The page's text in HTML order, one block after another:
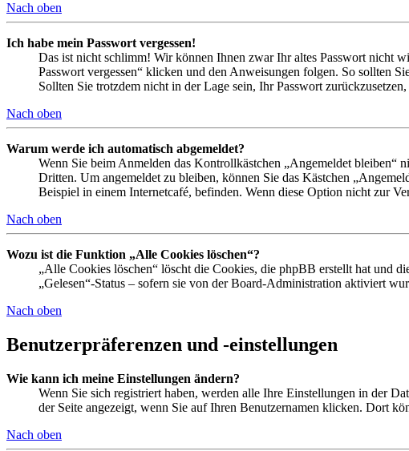
Nach oben
Ich habe mein Passwort vergessen!
Das ist nicht schlimm! Wir können Ihnen zwar Ihr altes Passwort nicht
Passwort vergessen“ klicken und den Anweisungen folgen. So sollten
Sollten Sie trotzdem nicht in der Lage sein, Ihr Passwort
Nach oben
Warum werde ich automatisch abgemeldet?
Wenn Sie beim Anmelden das Kontrollkästchen „Angemeldet bleiben“
Dritten. Um angemeldet zu bleiben, können Sie das Kästchen
Beispiel in einem Internetcafé, befinden. Wenn diese Option nicht zur
Nach oben
Wozu ist die Funktion „Alle Cookies löschen“?
„Alle Cookies löschen“ löscht die Cookies, die phpBB erstellt hat und
„Gelesen“-Status – sofern sie von der Board-Administration aktiviert
Nach oben
Benutzerpräferenzen und -einstellungen
Wie kann ich meine Einstellungen ändern?
Wenn Sie sich registriert haben, werden alle Ihre Einstellungen in der
der Seite angezeigt, wenn Sie auf Ihren Benutzernamen klicken. Dort
Nach oben